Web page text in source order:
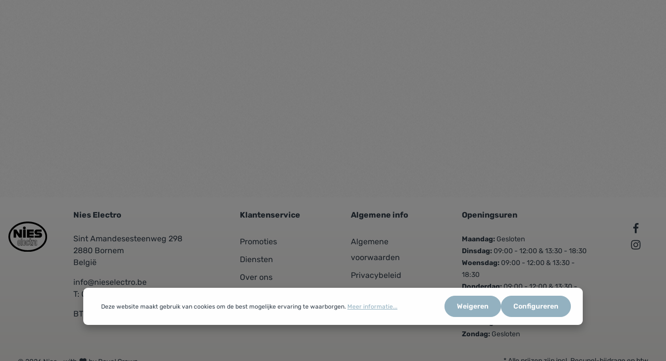
Nies Electro
Sint Amandesesteenweg 298
2880 Bornem
België
info@nieselectro.be
T: 03/889.06.30
BTW: BE 0437576601
Klantenservice
Promoties
Diensten
Over ons
Algemene info
Algemene
voorwaarden
Privacybeleid
Openingsuren
Maandag: Gesloten
Dinsdag: 09:00 - 12:00 & 13:30 - 18:30
Woensdag: 09:00 - 12:00 & 13:30 -
18:30
Donderdag:09:00 - 12:00 & 13:30 -
18:30
Vrijdag: 09:00 - 12:00 & 13:30 - 18:30
Zondag: Gesloten
Deze website maakt gebruik van cookies om de best mogelijke ervaring te waarborgen. Meer informatie... Weigeren Configureren